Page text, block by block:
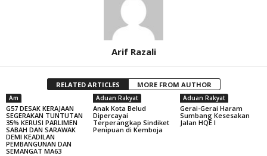
Arif Razali
RELATED ARTICLES MORE FROM AUTHOR
Am
G57 DESAK KERAJAAN
SEGERAKAN TUNTUTAN
35% KERUSI PARLIMEN
SABAH DAN SARAWAK
DEMI KEADILAN
PEMBANGUNAN DAN
SEMANGAT MA63
Aduan Rakyat
Anak Kota Belud
Dipercayai
Terperangkap Sindiket
Penipuan di Kemboja
Aduan Rakyat
Gerai-Gerai Haram
Sumbang Kesesakan
Jalan HQE I